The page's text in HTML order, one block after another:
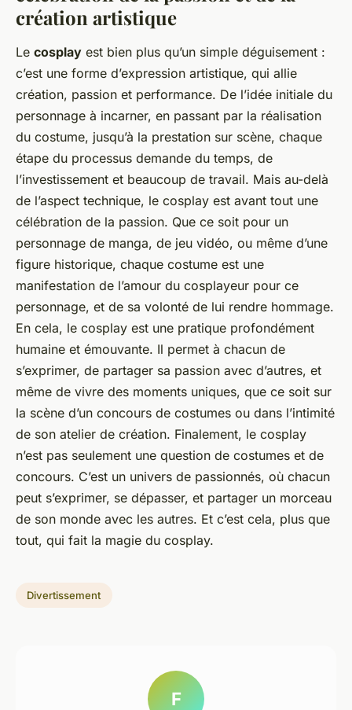
création artistique
Le cosplay est bien plus qu’un simple déguisement :
c’est une forme d’expression artistique, qui allie
création, passion et performance. De l’idée initiale du
personnage à incarner, en passant par la réalisation
du costume, jusqu’à la prestation sur scène, chaque
étape du processus demande du temps, de
l’investissement et beaucoup de travail. Mais au-delà
de l’aspect technique, le cosplay est avant tout une
célébration de la passion. Que ce soit pour un
personnage de manga, de jeu vidéo, ou même d’une
figure historique, chaque costume est une
manifestation de l’amour du cosplayeur pour ce
personnage, et de sa volonté de lui rendre hommage.
En cela, le cosplay est une pratique profondément
humaine et émouvante. Il permet à chacun de
s’exprimer, de partager sa passion avec d’autres, et
même de vivre des moments uniques, que ce soit sur
la scène d’un concours de costumes ou dans l’intimité
de son atelier de création. Finalement, le cosplay
n’est pas seulement une question de costumes et de
concours. C’est un univers de passionnés, où chacun
peut s’exprimer, se dépasser, et partager un morceau
de son monde avec les autres. Et c’est cela, plus que
tout, qui fait la magie du cosplay.
Divertissement
F